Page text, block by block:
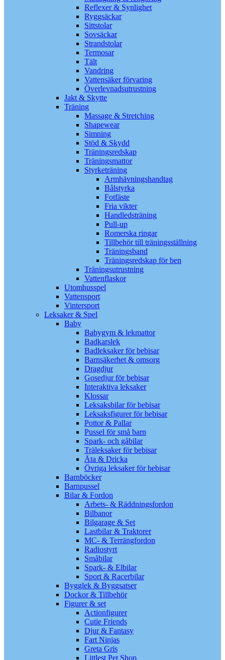
Reflexer & Synlighet
Ryggsäckar
Sittstolar
Sovsäckar
Strandstolar
Termosar
Tält
Vandring
Vattensäker förvaring
Överlevnadsutrustning
Jakt & Skytte
Träning
Massage & Stretching
Shapewear
Simning
Stöd & Skydd
Träningsredskap
Träningsmattor
Styrketräning
Armhävningshandtag
Bålstyrka
Fotfäste
Fria vikter
Handledsträning
Pull-up
Romerska ringar
Tillbehör till träningsställning
Träningsband
Träningsredskap för ben
Träningsutrustning
Vattenflaskor
Utomhusspel
Vattensport
Vintersport
Leksaker & Spel
Baby
Babygym & lekmattor
Badkarslek
Badleksaker för bebisar
Barnsäkerhet & omsorg
Dragdjur
Gosedjur för bebisar
Interaktiva leksaker
Klossar
Leksaksbilar för bebisar
Leksaksfigurer för bebisar
Pottor & Pallar
Pussel för små barn
Spark- och gåbilar
Träleksaker för bebisar
Äta & Dricka
Övriga leksaker för bebisar
Barnböcker
Barnpussel
Bilar & Fordon
Arbets- & Räddningsfordon
Bilbanor
Bilgarage & Set
Lastbilar & Traktorer
MC- & Terrängfordon
Radiostyrt
Småbilar
Spark- & Elbilar
Sport & Racerbilar
Bygglek & Byggsatser
Dockor & Tillbehör
Figurer & set
Actionfigurer
Cutie Friends
Djur & Fantasy
Fart Ninjas
Greta Gris
Littlest Pet Shop